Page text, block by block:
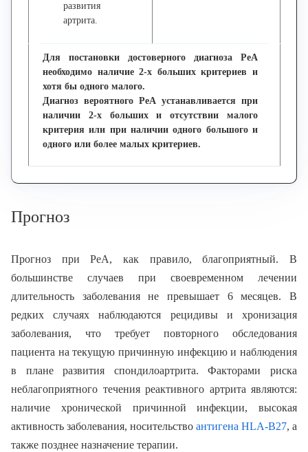
развития
артрита.
Для постановки достоверного диагноза РеА
необходимо наличие 2-х больших критериев и
хотя бы одного малого.
Диагноз вероятного РеА устанавливается при
наличии 2-х больших и отсутствии малого
критерия или при наличии одного большого и
одного или более малых критериев.
Прогноз
Прогноз при РеА, как правило, благоприятный. В
большинстве случаев при своевременном лечении
длительность заболевания не превышает 6 месяцев. В
редких случаях наблюдаются рецидивы и хронизация
заболевания, что требует повторного обследования
пациента на текущую причинную инфекцию и наблюдения
в плане развития спондилоартрита. Факторами риска
неблагоприятного течения реактивного артрита являются:
наличие хронической причинной инфекции, высокая
активность заболевания, носительство антигена HLA-B27, а
также позднее назначение терапии.